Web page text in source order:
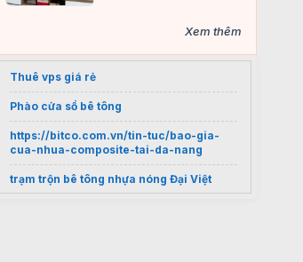
Xem thêm
Thuê vps giá rẻ
Phào cửa sổ bê tông
https://bitco.com.vn/tin-tuc/bao-gia-
cua-nhua-composite-tai-da-nang
trạm trộn bê tông nhựa nóng Đại Việt